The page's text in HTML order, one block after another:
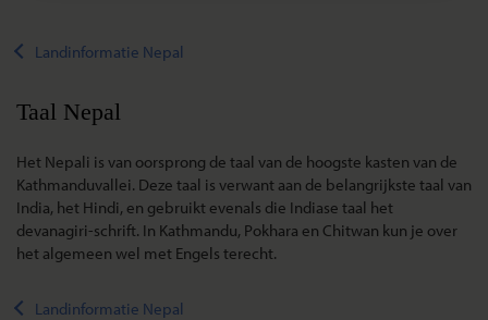
Landinformatie Nepal
Taal Nepal
Het Nepali is van oorsprong de taal van de hoogste kasten van de
Kathmanduvallei. Deze taal is verwant aan de belangrijkste taal van
India, het Hindi, en gebruikt evenals die Indiase taal het
devanagiri-schrift. In Kathmandu, Pokhara en Chitwan kun je over
het algemeen wel met Engels terecht.
Landinformatie Nepal